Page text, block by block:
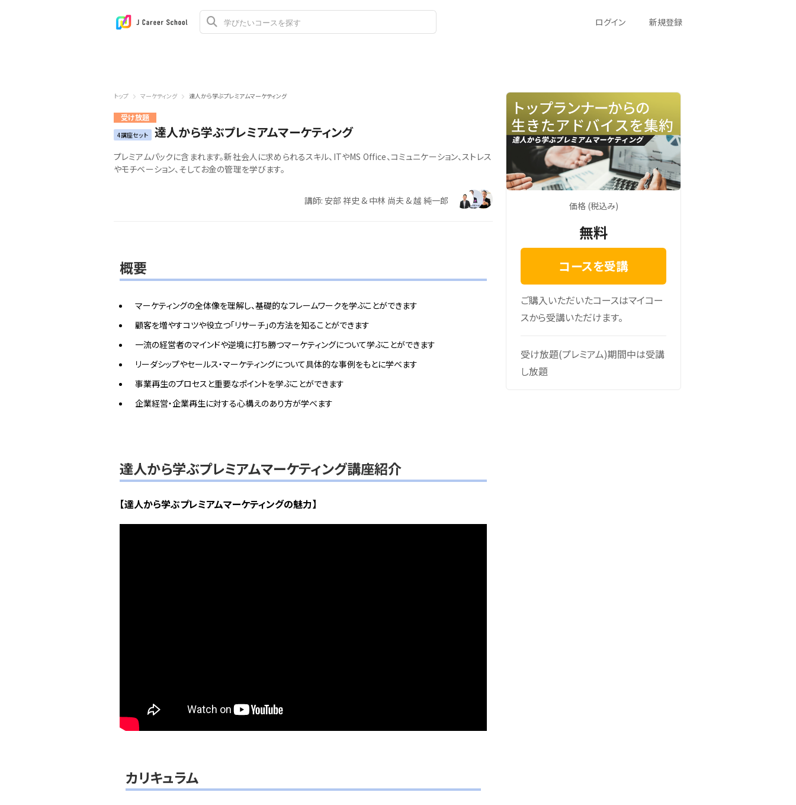
ログイン
ログイン
新規登録
トップ マーケティング 達人から学ぶプレミアムマーケティング
受け放題
4講座セット 達人から学ぶプレミアムマーケティング
プレミアムパックに含まれます。新社会人に求められるスキル、ITやMS Office、コミュニケーション、ストレス
やモチベーション、そしてお金の管理を学びます。
講師: 安部 祥史 & 中林 尚夫 & 越 純一郎
概要
マーケティングの全体像を理解し、基礎的なフレームワークを学ぶことができます
顧客を増やすコツや役立つ「リサーチ」の方法を知ることができます
一流の経営者のマインドや逆境に打ち勝つマーケティングについて学ぶことができます
リーダシップやセールス・マーケティングについて具体的な事例をもとに学べます
事業再生のプロセスと重要なポイントを学ぶことができます
企業経営・企業再生に対する心構えのあり方が学べます
達人から学ぶプレミアムマーケティング講座紹介
【達人から学ぶプレミアムマーケティングの魅力】
カリキュラム
価格 (税込み)
無料
コースを受講
ご購入いただいたコースはマイコー
スから受講いただけます。
受け放題(プレミアム)期間中は受講
し放題